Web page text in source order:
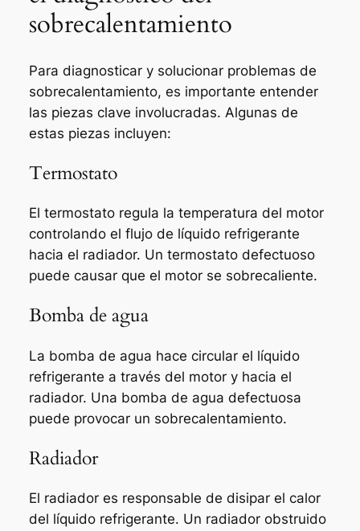
sobrecalentamiento
Para diagnosticar y solucionar problemas de
sobrecalentamiento, es importante entender
las piezas clave involucradas. Algunas de
estas piezas incluyen:
Termostato
El termostato regula la temperatura del motor
controlando el flujo de líquido refrigerante
hacia el radiador. Un termostato defectuoso
puede causar que el motor se sobrecaliente.
Bomba de agua
La bomba de agua hace circular el líquido
refrigerante a través del motor y hacia el
radiador. Una bomba de agua defectuosa
puede provocar un sobrecalentamiento.
Radiador
El radiador es responsable de disipar el calor
del líquido refrigerante. Un radiador obstruido